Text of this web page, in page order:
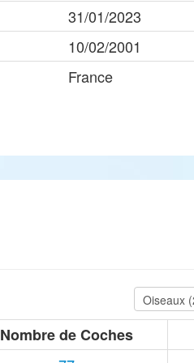
31/01/2023
10/02/2001
France
Nombre de Coches